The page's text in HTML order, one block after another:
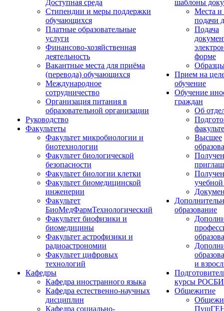
Доступная среда
Стипендии и меры поддержки
обучающихся
Платные образовательные
услуги
Финансово-хозяйственная
деятельность
Вакантные места для приёма
(перевода) обучающихся
Международное
сотрудничество
Организация питания в
образовательной организации
Руководство
Факультеты
Факультет микробиологии и
биотехнологии
Факультет биологической
безопасности
Факультет биологии клетки
Факультет биомедицинской
инженерии
Факультет
БиоМедФармТехнологический
Факультет биофизики и
биомедицины
Факультет астрофизики и
радиоастрономии
Факультет цифровых
технологий
Кафедры
Кафедра иностранного языка
Кафедра естественно-научных
дисциплин
Кафедра социально-
шаблоны
Места и
подачи
Подача
форме
Прием на
обучение
Обучение
граждан
Об
Высшее
образование
и
курсы
Общежитие